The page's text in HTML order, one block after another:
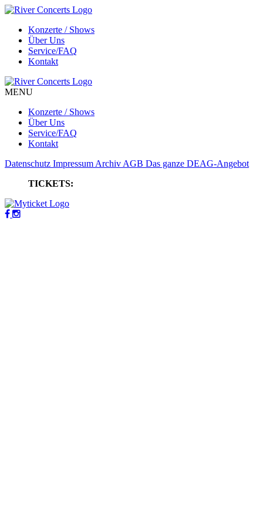
Konzerte / Shows
Über Uns
Service/FAQ
Kontakt
MENU
Konzerte / Shows
Über Uns
Service/FAQ
Kontakt
Datenschutz Impressum Archiv AGB Das ganze DEAG-Angebot
TICKETS: